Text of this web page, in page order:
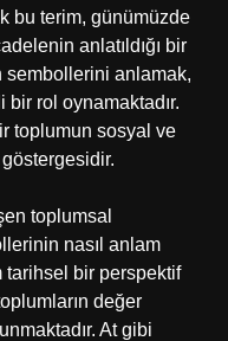
bu terim, günümüzde
anlatıldığı bir
sembollerini anlamak,
bir rol oynamaktadır.
toplumun sosyal ve
toplumsal
nasıl anlam
bir perspektif
değer
At gibi